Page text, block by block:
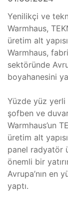
Yenilikçi ve
Warmhaus,
üretim alt
Warmhaus,
sektöründe
boyahanesini
Yüzde yüz
şofben ve
Warmhaus’un
üretim alt
panel radyatör
önemli bir
Avrupa’nın en
yaptı.